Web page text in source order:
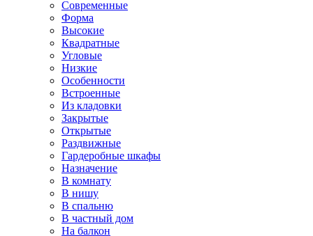
Современные
Форма
Высокие
Квадратные
Угловые
Низкие
Особенности
Встроенные
Из кладовки
Закрытые
Открытые
Раздвижные
Гардеробные шкафы
Назначение
В комнату
В нишу
В спальню
В частный дом
На балкон